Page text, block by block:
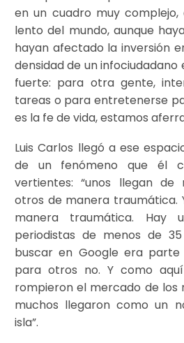
en un cuadro muy
lento del mundo, aunque
hayan afectado la inversión
densidad de un infociudadano
fuerte: para otra gente,
tareas o para entretenerse
es la fe de vida, estamos
Luis Carlos llegó a ese
de un fenómeno que él
vertientes: “unos llegan
otros de manera traumática.
manera traumática. Hay
periodistas de menos de
buscar en Google era
para otros no. Y como
rompieron el mercado de los
muchos llegaron como un
isla”.